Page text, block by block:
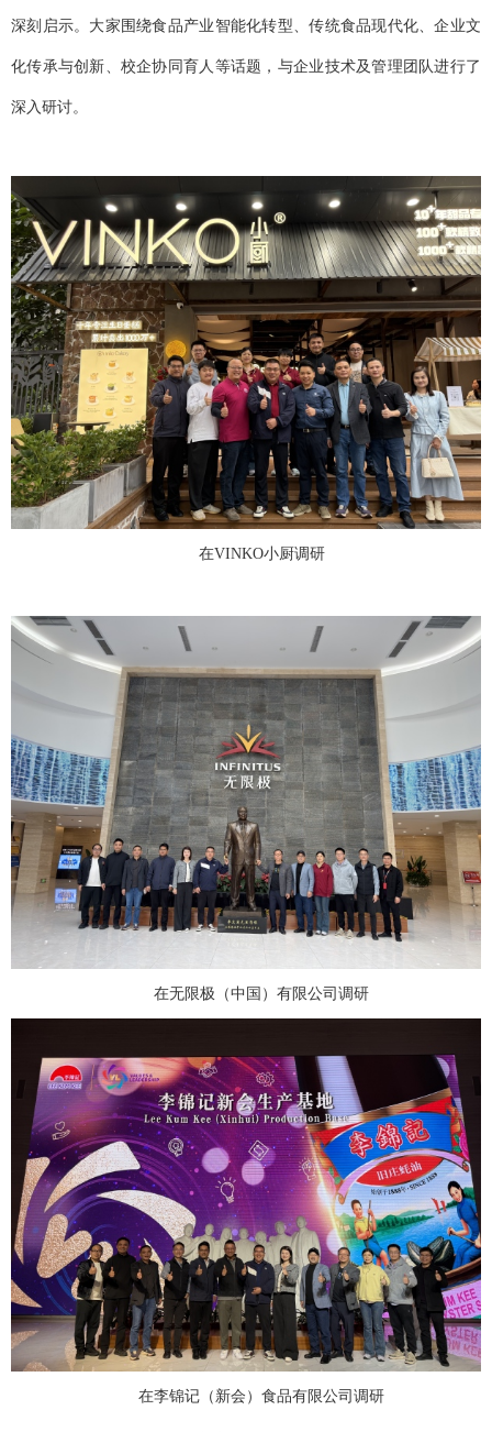
深刻启示。大家围绕食品产业智能化转型、传统食品现代化、企业文
化传承与创新、 校企协同育人 等话题，与企业技术及管理团队进行了
深入研讨。
在VINKO小厨调研
在无限极（中国）有限公司调研
在李锦记（新会）食品有限公司调研